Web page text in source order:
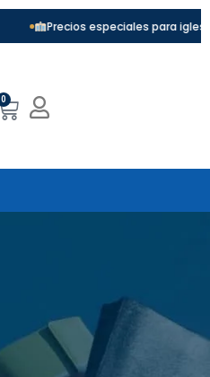
Precios especiales para iglesias y
0